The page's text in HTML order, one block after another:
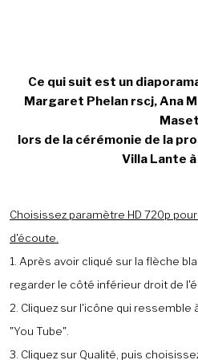
Ce qui suit est un
Margaret Phelan rscj, Ana
Maset
lors de la cérémonie de la
Villa Lante
Choisissez paramètre HD 720p
d'écoute.
1. Après avoir cliqué sur la flèche
regarder le côté inférieur droit de
2. Cliquez sur l'icône qui ressemble
"You Tube".
3. Cliquez sur Qualité, puis